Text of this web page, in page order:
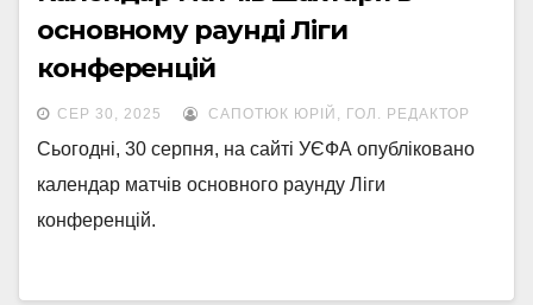
основному раунді Ліги
конференцій
СЕР 30, 2025 САПОТЮК ЮРІЙ, ГОЛ. РЕДАКТОР
Сьогодні, 30 серпня, на сайті УЄФА опубліковано
календар матчів основного раунду Ліги
конференцій.